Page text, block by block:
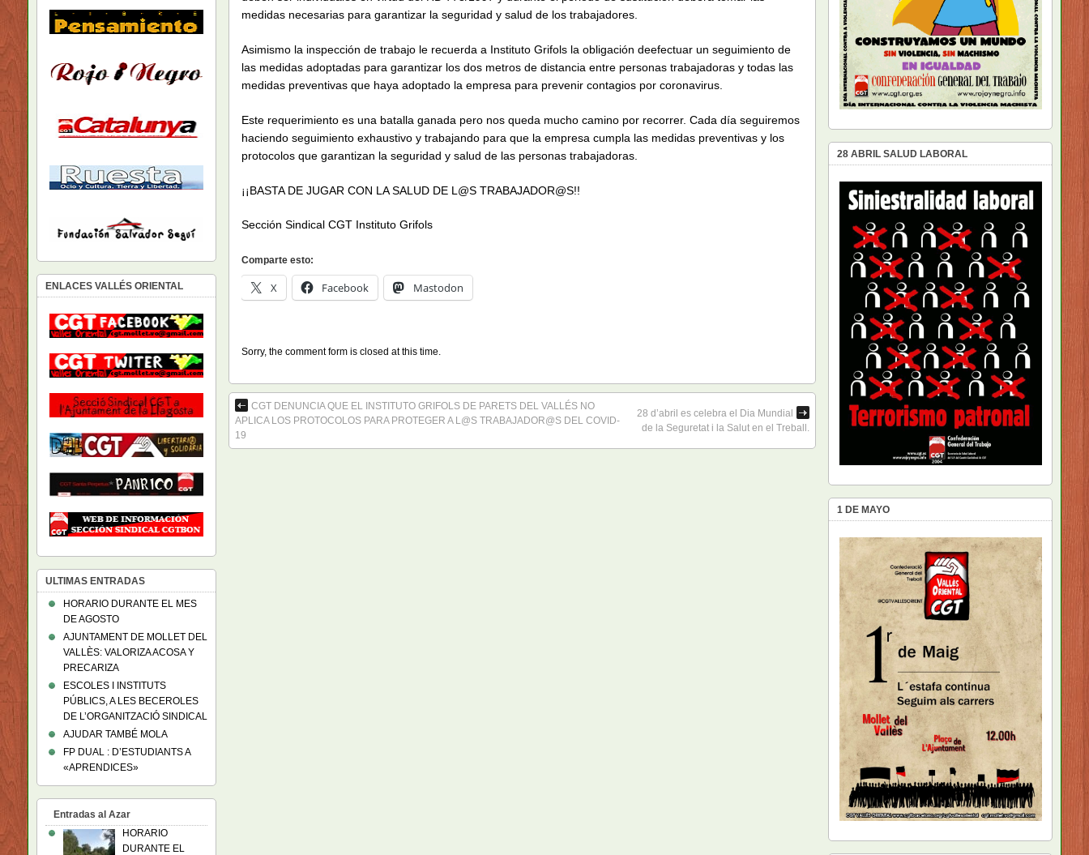
medidas necesarias para garantizar la seguridad y salud de los trabajadores.
Asimismo la inspección de trabajo le recuerda a Instituto Grifols la obligación deefectuar un seguimiento de
las medidas adoptadas para garantizar los dos metros de distancia entre personas trabajadoras y todas las
medidas preventivas que haya adoptado la empresa para prevenir contagios por coronavirus.
Este requerimiento es una batalla ganada pero nos queda mucho camino por recorrer. Cada día seguiremos
haciendo seguimiento exhaustivo y trabajando para que la empresa cumpla las medidas preventivas y los
protocolos que garantizan la seguridad y salud de las personas trabajadoras.
¡¡BASTA DE JUGAR CON LA SALUD DE L@S TRABAJADOR@S!!
Sección Sindical CGT Instituto Grifols
Comparte esto:
X Facebook Mastodon
Sorry, the comment form is closed at this time.
CGT DENUNCIA QUE EL INSTITUTO GRIFOLS DE PARETS DEL VALLÉS NO
APLICA LOS PROTOCOLOS PARA PROTEGER A L@S TRABAJADOR@S DEL COVID-
19
28 d’abril es celebra el Dia Mundial
de la Seguretat i la Salut en el Treball.
ENLACES VALLÉS ORIENTAL
ULTIMAS ENTRADAS
HORARIO DURANTE EL MES
DE AGOSTO
AJUNTAMENT DE MOLLET DEL
VALLÈS: VALORIZA ACOSA Y
PRECARIZA
ESCOLES I INSTITUTS
PÚBLICS, A LES BECEROLES
DE L’ORGANITZACIÓ SINDICAL
AJUDAR TAMBÉ MOLA
FP DUAL : D’ESTUDIANTS A
«APRENDICES»
Entradas al Azar
HORARIO
DURANTE EL
28 ABRIL SALUD LABORAL
1 DE MAYO